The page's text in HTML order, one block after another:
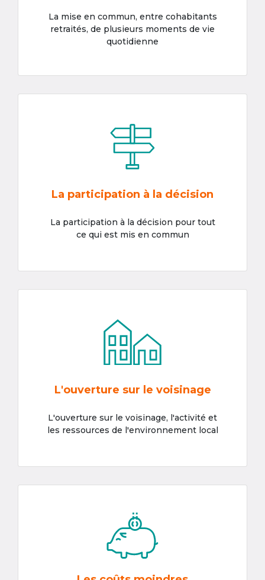
La mise en commun, entre cohabitants
retraités, de plusieurs moments de vie
quotidienne
La participation à la décision
La participation à la décision pour tout
ce qui est mis en commun
L'ouverture sur le voisinage
L'ouverture sur le voisinage, l'activité et
les ressources de l'environnement local